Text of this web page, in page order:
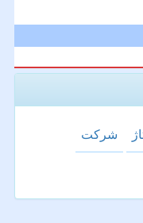
شركت